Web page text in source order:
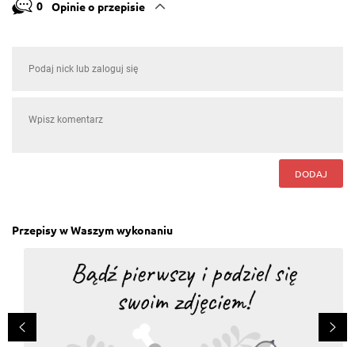
0 Opinie o przepisie
DODAJ
Przepisy w Waszym wykonaniu